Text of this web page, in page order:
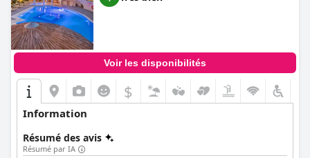
Apartments un coin de Crète vraiment accueillant.
Voir les disponibilités
$
Information
Résumé des avis
Résumé par IA